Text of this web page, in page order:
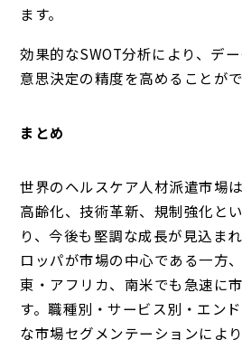
ます。
効果的なSWOT分析により、デ
意思決定の精度を高めることがで
まとめ
世界のヘルスケア人材派遣市場
高齢化、技術革新、規制強化と
り、今後も堅調な成長が見込ま
ロッパが市場の中心である一方
東・アフリカ、南米でも急速に
す。職種別・サービス別・エン
な市場セグメンテーションによ